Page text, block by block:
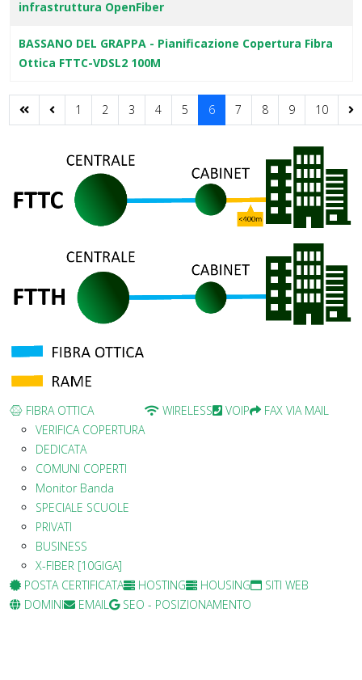
infrastruttura OpenFiber
BASSANO DEL GRAPPA - Pianificazione Copertura Fibra
Ottica FTTC-VDSL2 100M
1 2 3 4 5 6 7 8 9 10
FIBRA OTTICA
VERIFICA COPERTURA
DEDICATA
COMUNI COPERTI
Monitor Banda
SPECIALE SCUOLE
PRIVATI
BUSINESS
X-FIBER [10GIGA]
WIRELESS VOIP FAX VIA MAIL
POSTA CERTIFICATA HOSTING HOUSING
SITI WEB
DOMINI
EMAIL SEO - POSIZIONAMENTO